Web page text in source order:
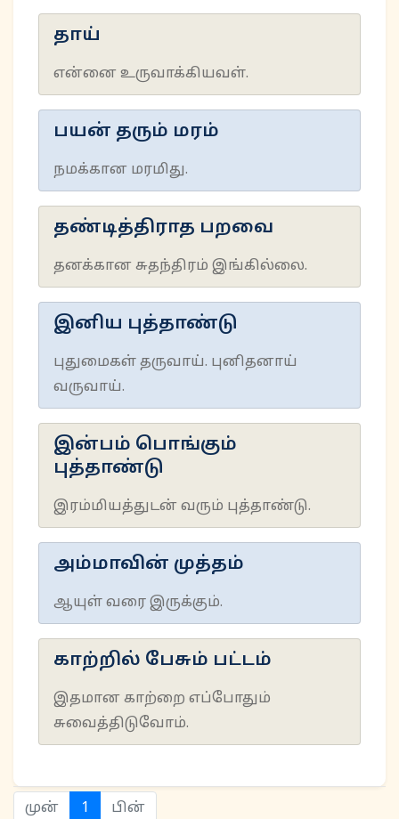
தாய்
என்னை உருவாக்கியவள்.
பயன் தரும் மரம்
நமக்கான மரமிது.
தண்டித்திராத பறவை
தனக்கான சுதந்திரம் இங்கில்லை.
இனிய புத்தாண்டு
புதுமைகள் தருவாய். புனிதனாய்
வருவாய்.
இன்பம் பொங்கும்
புத்தாண்டு
இரம்மியத்துடன் வரும் புத்தாண்டு.
அம்மாவின் முத்தம்
ஆயுள் வரை இருக்கும்.
காற்றில் பேசும் பட்டம்
இதமான காற்றை எப்போதும்
சுவைத்திடுவோம்.
முன் 1 (current)
பின்